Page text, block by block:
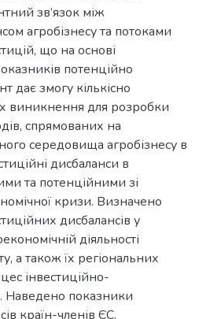
зв’язок між
агробізнесу та потоками
що на основі
потенційно
дає змогу кількісно
виникнення для розробки
спрямованих на
середовища агробізнесу в
дисбаланси в
та потенційними зі
кризи. Визначено
дисбалансів у
діяльності
а також їх регіональних
інвестиційно-
Наведено показники
країн-членів ЄС.